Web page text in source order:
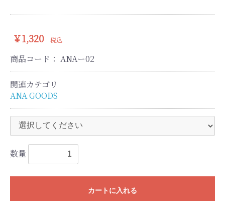
￥1,320 税込
商品コード： ANAー02
関連カテゴリ
ANA GOODS
数量
カートに入れる